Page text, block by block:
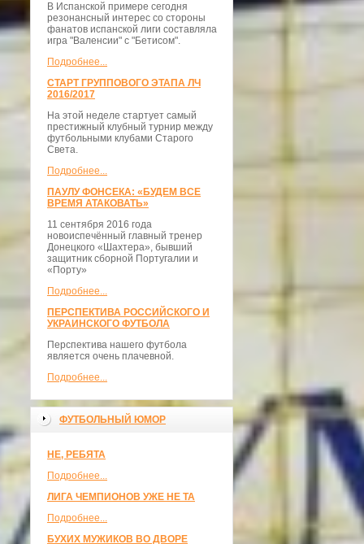
В Испанской примере сегодня
резонансный интерес со стороны
фанатов испанской лиги составляла
игра "Валенсии" с "Бетисом".
Подробнее...
СТАРТ ГРУППОВОГО ЭТАПА ЛЧ
2016/2017
На этой неделе стартует самый
престижный клубный турнир между
футбольными клубами Старого
Света.
Подробнее...
ПАУЛУ ФОНСЕКА: «БУДЕМ ВСЕ
ВРЕМЯ АТАКОВАТЬ»
11 сентября 2016 года
новоиспечённый главный тренер
Донецкого «Шахтера», бывший
защитник сборной Португалии и
«Порту»
Подробнее...
ПЕРСПЕКТИВА РОССИЙСКОГО И
УКРАИНСКОГО ФУТБОЛА
Перспектива нашего футбола
является очень плачевной.
Подробнее...
ФУТБОЛЬНЫЙ ЮМОР
НЕ, РЕБЯТА
Подробнее...
ЛИГА ЧЕМПИОНОВ УЖЕ НЕ ТА
Подробнее...
БУХИХ МУЖИКОВ ВО ДВОРЕ